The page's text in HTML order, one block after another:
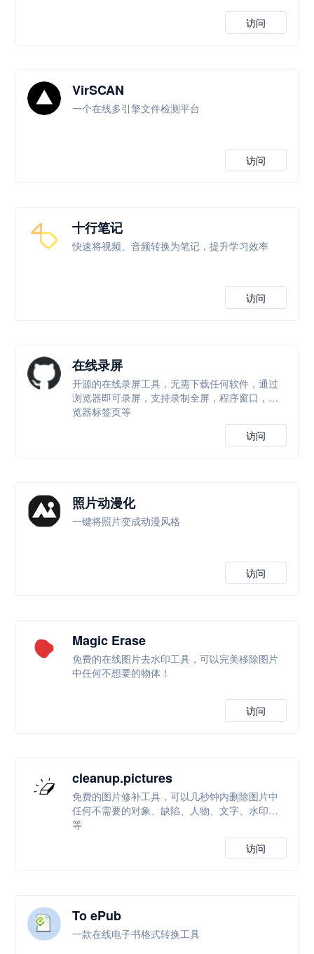
访问
VirSCAN
一个在线多引擎文件检测平台
访问
十行笔记
快速将视频、音频转换为笔记，提升学习效率
访问
在线录屏
开源的在线录屏工具，无需下载任何软件，通过
浏览器即可录屏，支持录制全屏，程序窗口，浏
览器标签页等
访问
照片动漫化
一键将照片变成动漫风格
访问
Magic Erase
免费的在线图片去水印工具，可以完美移除图片
中任何不想要的物体！
访问
cleanup.pictures
免费的图片修补工具，可以几秒钟内删除图片中
任何不需要的对象、缺陷、人物、文字、水印等
等
访问
To ePub
一款在线电子书格式转换工具